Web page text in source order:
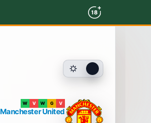
W V W G V
Manchester United